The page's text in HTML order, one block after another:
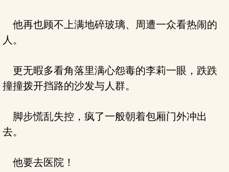
他再也顾不上满地碎玻璃、周遭一众看热闹的
人。
更无暇多看角落里满心怨毒的李莉一眼，跌跌
撞撞拨开挡路的沙发与人群。
脚步慌乱失控，疯了一般朝着包厢门外冲出
去。
他要去医院！